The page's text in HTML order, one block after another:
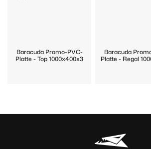
Baracuda Promo-PVC-
Platte - Top 1000x400x3
Baracuda
Platte - Regal